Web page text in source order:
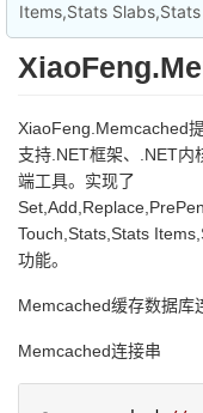
Items,Stats Slabs,Stats
XiaoFeng.Memcached
支持.NET框架、.NET内
端工具。实现了
Touch,Stats,Stats
功能。
Memcached缓存数据库
Memcached连接串